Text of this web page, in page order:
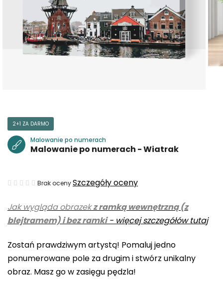
Jak wygląda obrazekz ramką wewnętrzną (z
blejtramem) i bez ramki- więcej szczegółów tutaj
Zostań prawdziwym artystą! Pomaluj jedno
ponumerowane pole za drugim i stwórz unikalny
obraz. Masz go w zasięgu pędzla!
2+1 ZA DARMO
Malowanie po numerach
Malowanie po numerach - Wiatrak
Średnia
produktu
wynosi
na
5
gwiazdek.
Brak ocenySzczegóły oceny